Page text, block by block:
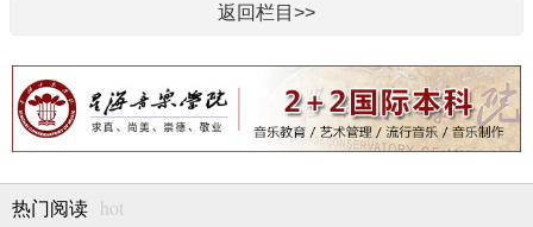
返回栏目>>
热门阅读 hot